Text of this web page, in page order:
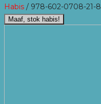
Habis / 978-602-0708-21-8
Maaf, stok habis!